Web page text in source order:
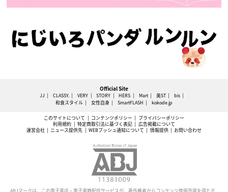
Official Site
JJ CLASSY. VERY STORY HERS Mart 美ST
bis
和食スタイル
女性自身 SmartFLASH kokode.jp
このサイトについて コンテンツポリシー
プライバシーポリシー
利用規約
特定商取引法に基づく表記
広告掲載について
運営会社
ニュース提供先 WEBプッシュ通知について 情報提供 お問い合わせ
ABJマークは、この電子書店・電子書籍配信サービスが、著作権者からコンテンツ使用許諾を得た正